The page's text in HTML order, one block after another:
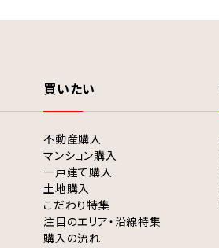
買いたい
不動産購入
マンション購入
一戸建て購入
土地購入
こだわり特集
注目のエリア・沿線特集
購入の流れ